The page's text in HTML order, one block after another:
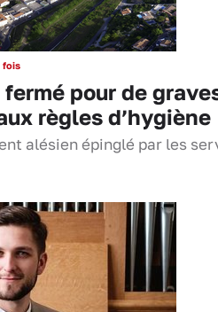
fois
pour de
règles d’hygiène
alésien épinglé par les